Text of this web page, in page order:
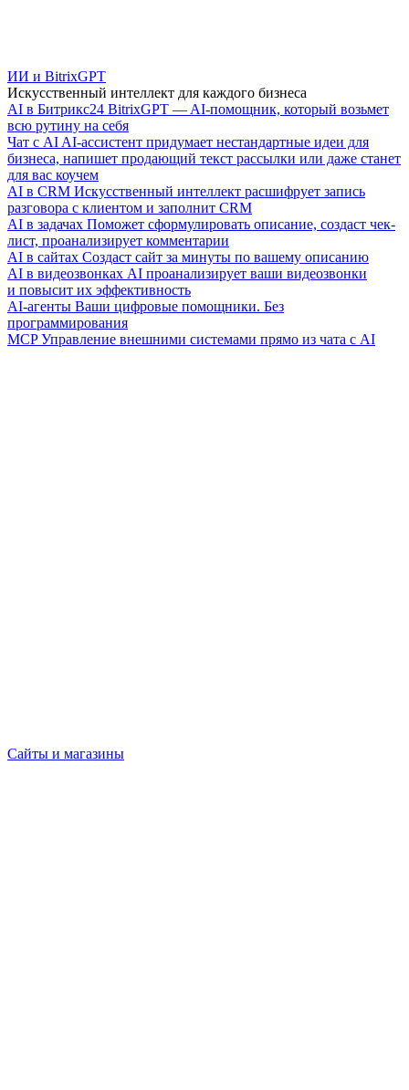
ИИ и BitrixGPT
Искусственный интеллект для каждого бизнеса
AI в Битрикс24 BitrixGPT — AI-помощник, который возьмет
всю рутину на себя
Чат с AI AI-ассистент придумает нестандартные идеи для
бизнеса, напишет продающий текст рассылки или даже станет
для вас коучем
AI в CRM Искусственный интеллект расшифрует запись
разговора с клиентом и заполнит CRM
AI в задачах Поможет сформулировать описание, создаст чек-
лист, проанализирует комментарии
AI в сайтах Создаст сайт за минуты по вашему описанию
AI в видеозвонках AI проанализирует ваши видеозвонки
и повысит их эффективность
AI-агенты Ваши цифровые помощники. Без
программирования
MCP Управление внешними системами прямо из чата с AI
Сайты и магазины